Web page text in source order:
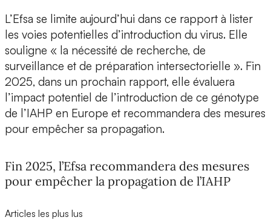
L’Efsa se limite aujourd’hui dans ce rapport à lister
les voies potentielles d’introduction du virus. Elle
souligne « la nécessité de recherche, de
surveillance et de préparation intersectorielle ». Fin
2025, dans un prochain rapport, elle évaluera
l’impact potentiel de l’introduction de ce génotype
de l’IAHP en Europe et recommandera des mesures
pour empêcher sa propagation.
Fin 2025, l’Efsa recommandera des mesures
pour empêcher la propagation de l’IAHP
Articles les plus lus